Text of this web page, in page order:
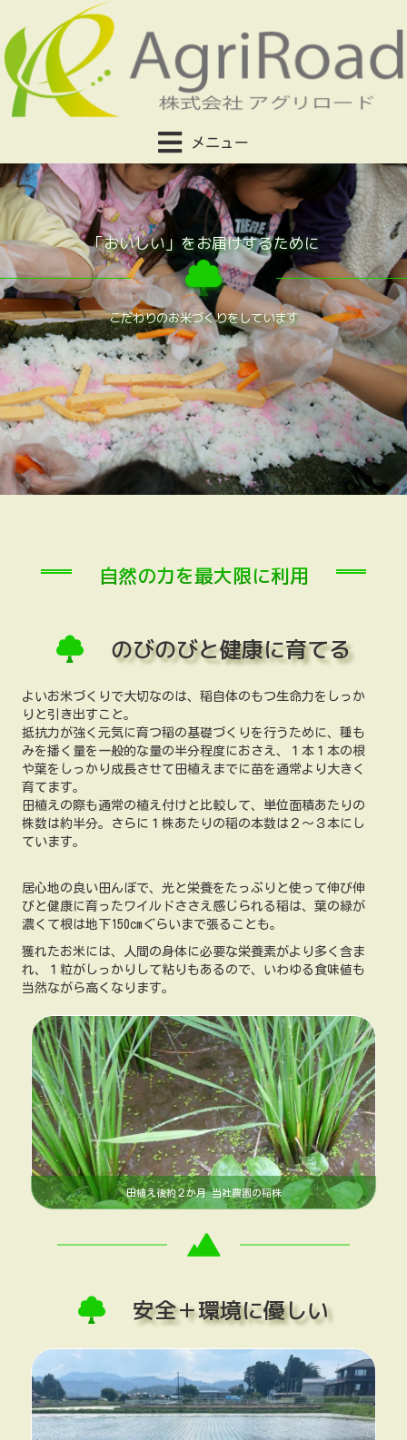
メニュー
「おいしい」をお届けするために
こだわりのお米づくりをしています
自然の力を最大限に利用
のびのびと健康に育てる
よいお米づくりで大切なのは、稲自体のもつ生命力をしっか
りと引き出すこと。
抵抗力が強く元気に育つ稲の基礎づくりを行うために、種も
みを播く量を一般的な量の半分程度におさえ、１本１本の根
や葉をしっかり成長させて田植えまでに苗を通常より大きく
育てます。
田植えの際も通常の植え付けと比較して、単位面積あたりの
株数は約半分。さらに１株あたりの稲の本数は２〜３本にし
ています。
居心地の良い田んぼで、光と栄養をたっぷりと使って伸び伸
びと健康に育ったワイルドささえ感じられる稲は、葉の緑が
濃くて根は地下150cmぐらいまで張ることも。
獲れたお米には、人間の身体に必要な栄養素がより多く含ま
れ、１粒がしっかりして粘りもあるので、いわゆる食味値も
当然ながら高くなります。
田植え後約２か月 当社農園の稲株
安全＋環境に優しい